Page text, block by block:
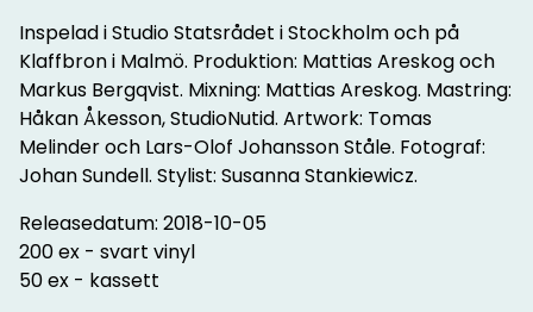
Inspelad i Studio Statsrådet i Stockholm och på
Klaffbron i Malmö. Produktion: Mattias Areskog och
Markus Bergqvist. Mixning: Mattias Areskog. Mastring:
Håkan Åkesson, StudioNutid. Artwork: Tomas
Melinder och Lars-Olof Johansson Ståle. Fotograf:
Johan Sundell. Stylist: Susanna Stankiewicz.
Releasedatum: 2018-10-05
200 ex - svart vinyl
50 ex - kassett